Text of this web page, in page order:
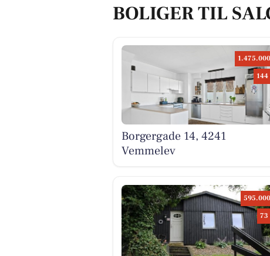
BOLIGER TIL
144
Borgergade 14, 4241
Vemmelev
73